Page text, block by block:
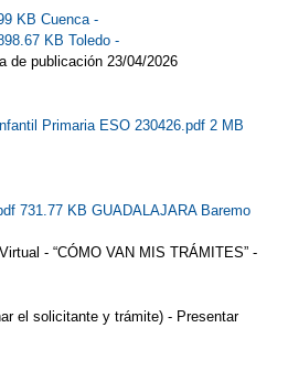
KB Cuenca -
KB Toledo -
de publicación 23/04/2026
Primaria ESO 230426.pdf 2 MB
731.77 KB GUADALAJARA Baremo
- “CÓMO VAN MIS TRÁMITES” -
el solicitante y trámite) - Presentar